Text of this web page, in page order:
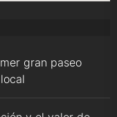
gran paseo